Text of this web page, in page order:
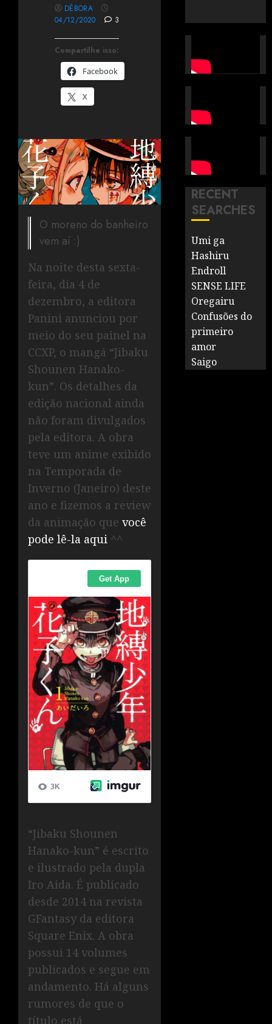
Compartilhe isso:
Facebook
X
DÉBORA
04/12/2020
3
O moreno do banheiro
vem aí :)
Na noite desta sexta-
feira, dia 4 de
dezembro, a editora
Panini anunciou por
meio do seu painel na
CCXP, o mangá “Jibaku
Shounen Hanako-
kun”. Os detalhes da
edição nacional ainda
não foram divulgados
pela editora. A obra
teve um anime exibido
na Temporada de
Inverno (Janeiro) deste
ano e fizemos a review
da animação que você
pode lê-la aqui ^^
“Jibaku Shounen
Hanako-kun” é escrito
e ilustrado pela dupla
Iro Aida. É publicado
desde 2014 na revista
GFantasy da editora
Square Enix. A obra
possui 14 volumes
publicados e segue em
andamento. Há alguns
rumores de que o
título está
RECENT
SEARCHES
Umi ga
Hashiru
Endroll
SENSE LIFE
Oregairu
Confusões do
primeiro
amor
Saigo